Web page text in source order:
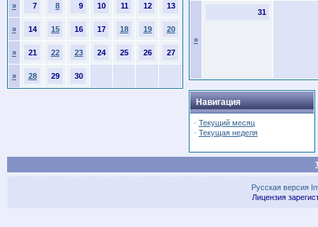
» 7 8 9 10 11 12 13
» 14 15 16 17 18 19 20
» 21 22 23 24 25 26 27
» 28 29 30
»
31
Навигация
· Текущий месяц
· Текущая неделя
Русская версия
Лицензия